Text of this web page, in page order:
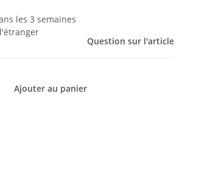
les 3 semaines
Question sur l'article
Ajouter au panier